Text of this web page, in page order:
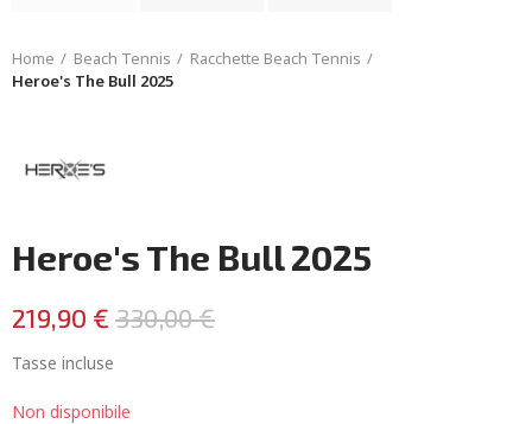
Home Beach Tennis
Racchette Beach Tennis
Heroe's The Bull 2025
Heroe's The Bull 2025
219,90 € 330,00 €
Tasse incluse
Non disponibile